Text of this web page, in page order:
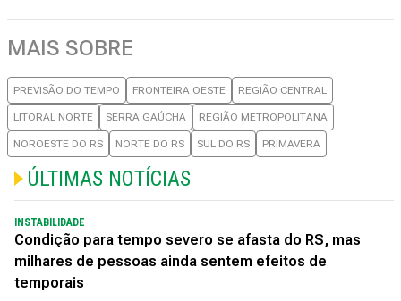
MAIS SOBRE
PREVISÃO DO TEMPO FRONTEIRA OESTE REGIÃO CENTRAL
LITORAL NORTE SERRA GAÚCHA REGIÃO METROPOLITANA
NOROESTE DO RS NORTE DO RS SUL DO RS PRIMAVERA
ÚLTIMAS NOTÍCIAS
INSTABILIDADE
Condição para tempo severo se afasta do RS, mas
milhares de pessoas ainda sentem efeitos de
temporais